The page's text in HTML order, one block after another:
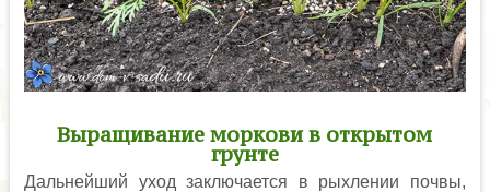
Выращивание моркови в открытом
грунте
Дальнейший уход заключается в рыхлении почвы,